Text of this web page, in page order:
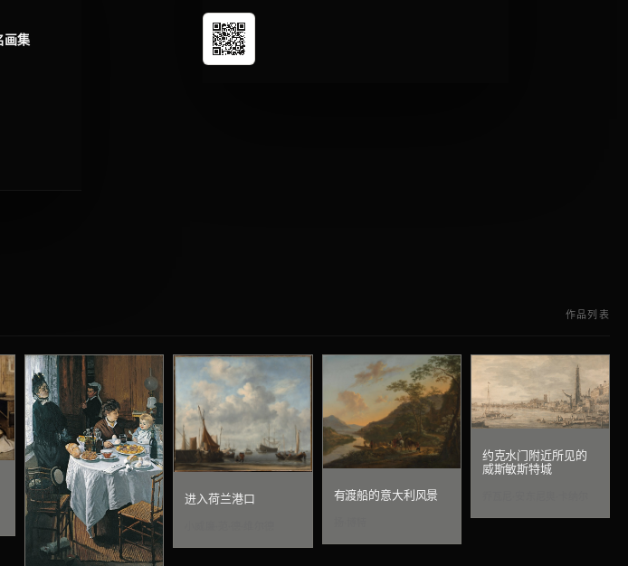
画集
作品列表
进入荷兰港口 有渡船的意大利风景
约克水门附近所见的
威斯敏斯特城